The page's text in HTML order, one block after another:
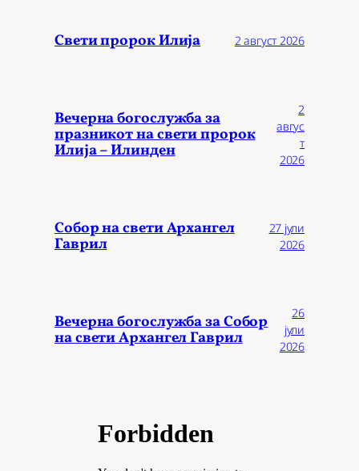
Свети пророк Илија 2 август 2026
Вечерна богослужба за
празникот на свети пророк
Илија – Илинден
2
авгус
т
2026
Собор на свети Архангел
Гаврил
27 јули
2026
Вечерна богослужба за Собор
на свети Архангел Гаврил
26
јули
2026